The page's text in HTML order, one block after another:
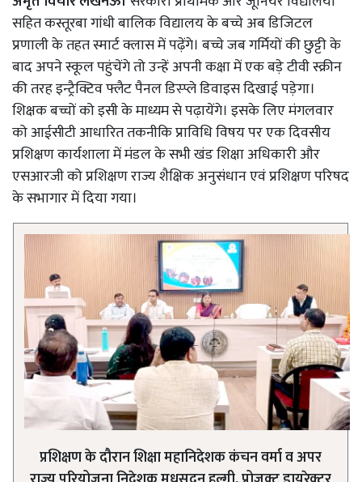
सहित कस्तूरबा गांधी बालिक विद्यालय के बच्चे अब डिजिटल
प्रणाली के तहत स्मार्ट क्लास में पढ़ेंगे। बच्चे जब गर्मियों की छुट्टी के
बाद अपने स्कूल पहुंचेंगे तो उन्हें अपनी कक्षा में एक बड़े टीवी स्क्रीन
की तरह इन्ट्रैक्टिव फ्लैट पैनल डिस्प्ले डिवाइस दिखाई पड़ेगा।
शिक्षक बच्चों को इसी के माध्यम से पढ़ायेंगे। इसके लिए मंगलवार
को आईसीटी आधारित तकनीकि प्राविधि विषय पर एक दिवसीय
प्रशिक्षण कार्यशाला में मंडल के सभी खंड शिक्षा अधिकारी और
एसआरजी को प्रशिक्षण राज्य शैक्षिक अनुसंधान एवं प्रशिक्षण परिषद
के सभागार में दिया गया।
प्रशिक्षण के दौरान शिक्षा महानिदेशक कंचन वर्मा व अपर